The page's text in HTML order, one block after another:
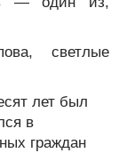
светлые
лет был
в
граждан